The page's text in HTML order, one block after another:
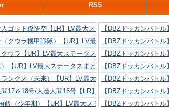
RSS
ゴッド孫悟空【LR】LV最大ステータスまとめ！
クウラ機甲戦隊）【UR】LV最大ステータスまとめ！
ウラ【UR】LV最大ステータスまとめ！
【UR】LV最大ステータスまとめ！
ンクス（未来）【UR】LV最大ステータスまとめ！
17＆18号/人造人間16号【LR】LV最大ステータスまとめ
飯（少年期）【UR】LV最大ステータスまとめ！
【DBZドッカンバト
【DBZドッカンバト
【DBZドッカンバト
【DBZドッカンバト
【DBZドッカンバト
【DBZドッカンバト
【DBZドッカンバト